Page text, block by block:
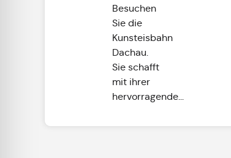
Besuchen
Sie die
Kunsteisbahn
Dachau.
Sie schafft
mit ihrer
hervorragende...